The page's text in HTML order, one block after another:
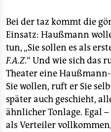
Bei der taz kommt die
Einsatz: Haußmann
tun, „Sie sollen es als
F.A.Z.“ Und wie sich das
Theater eine Haußmann-
Sie wollen, ruft er Sie
später auch geschieht,
ähnlicher Tonlage. Egal
als Verteiler